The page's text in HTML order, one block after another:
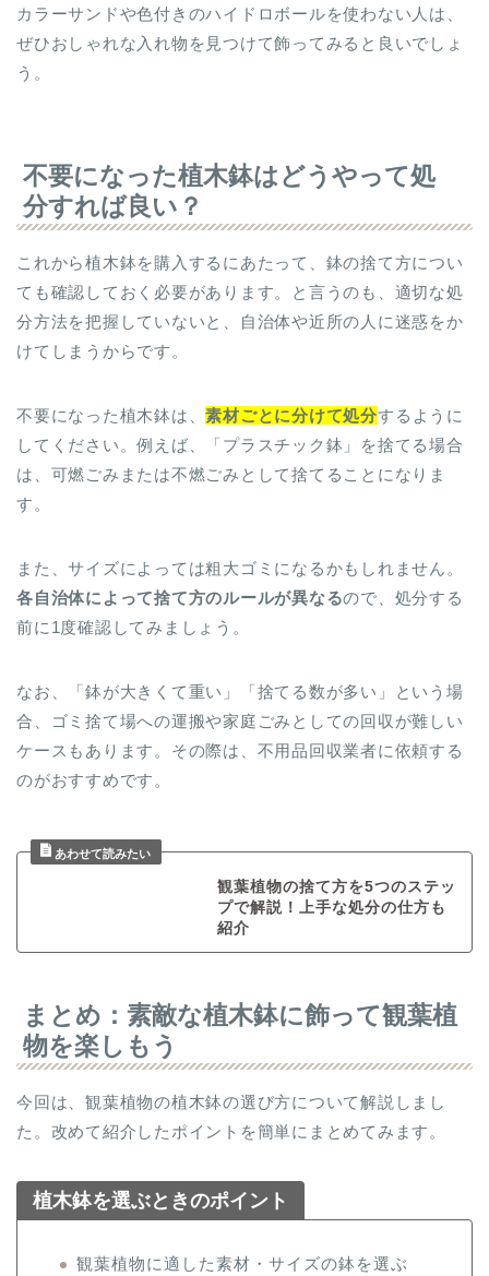
カラーサンドや色付きのハイドロボールを使わない人は、
ぜひおしゃれな入れ物を見つけて飾ってみると良いでしょ
う。
不要になった植木鉢はどうやって処
分すれば良い？
これから植木鉢を購入するにあたって、鉢の捨て方につい
ても確認しておく必要があります。と言うのも、適切な処
分方法を把握していないと、自治体や近所の人に迷惑をか
けてしまうからです。
不要になった植木鉢は、素材ごとに分けて処分するように
してください。例えば、「プラスチック鉢」を捨てる場合
は、可燃ごみまたは不燃ごみとして捨てることになりま
す。
また、サイズによっては粗大ゴミになるかもしれません。
各自治体によって捨て方のルールが異なるので、処分する
前に1度確認してみましょう。
なお、「鉢が大きくて重い」「捨てる数が多い」という場
合、ゴミ捨て場への運搬や家庭ごみとしての回収が難しい
ケースもあります。その際は、不用品回収業者に依頼する
のがおすすめです。
観葉植物の捨て方を5つのステッ
プで解説！上手な処分の仕方も
紹介
まとめ：素敵な植木鉢に飾って観葉植
物を楽しもう
今回は、観葉植物の植木鉢の選び方について解説しまし
た。改めて紹介したポイントを簡単にまとめてみます。
植木鉢を選ぶときのポイント
観葉植物に適した素材・サイズの鉢を選ぶ